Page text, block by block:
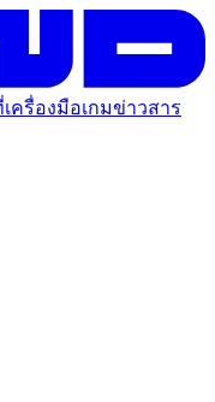
เครื่องมือเกมข่าวสาร